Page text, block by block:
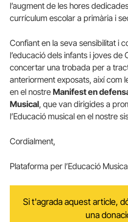
l’augment de les hores
currículum escolar a primària i
Confiant en la seva sensibilitat i
l’educació dels infants i joves de
concertar una trobada per a
anteriorment exposats, així com
en el nostre Manifest en
Musical, que van dirigides a
l’Educació musical en el nostre
Cordialment,
Plataforma per l’Educació
Si t'agrada aquest article,
una